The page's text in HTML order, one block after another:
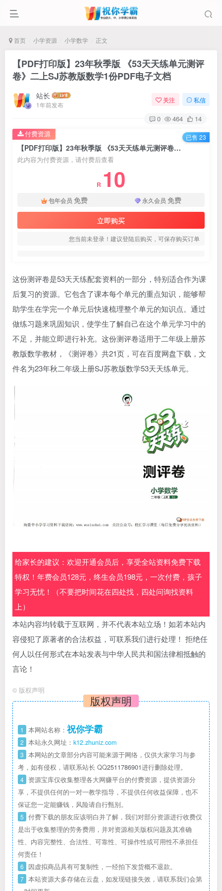
首页 小学资源 小学数学 正文
【PDF打印版】23年秋季版 《53天天练单元测评
卷》二上SJ苏教版数学1份PDF电子文档
站长
1年前发布
关注 私信
0 464 14
【PDF打印版】23年秋季版 《53天天练单元测评卷》二上SJ苏教版数学1份PDF电子文档
此内容为付费资源，请付费后查看
R 10
包年会员 免费 永久会员 免费
立即购买
您当前未登录！建议登陆后购买，可保存购买订单
付费资源 已售 23
这份测评卷是53天天练配套资料的一部分，特别适合作为课
后复习的资源。它包含了课本每个单元的重点知识，能够帮
助学生在学完一个单元后快速梳理整个单元的知识点。通过
做练习题来巩固知识，使学生了解自己在这个单元学习中的
不足，并能立即进行补充。这份测评卷适用于二年级上册苏
教版数学教材，《测评卷》共21页，可在百度网盘下载，文
件名为23年秋二年级上册SJ苏教版数学53天天练单元。
给家长的建议：欢迎开通会员后，享受全站资料免费下载
特权！年费会员128元，终生会员198元，一次付费，孩子
学习无忧！（不要把时间花在四处找，四处问询找资料
上）
本站内容均转载于互联网，并不代表本站立场！如若本站内
容侵犯了原著者的合法权益，可联系我们进行处理！ 拒绝任
何人以任何形式在本站发表与中华人民共和国法律相抵触的
言论！
© 版权声明
版权声明
1 本网站名称： 祝你学霸
2 本站永久网址： k12.zhuniz.com
3 本网站的文章部分内容可能来源于网络，仅供大家学习与参
考，如有侵权，请联系站长 QQ2511786901进行删除处理。
4 资源宝库仅收集整理各大网赚平台的付费资源，提供资源分
享，不提供任何的一对一教学指导，不提供任何收益保障，也不
保证您一定能赚钱，风险请自行甄别。
5 付费下载的朋友应该明白并了解，我们对部分资源进行收费仅
是出于收集整理的劳务费用，并对资源相关版权问题及其准确
性、内容完整性、合法性、可靠性、可操作性或可用性不承担任
何责任！
6 因虚拟商品具有可复制性，一经拍下发货概不退款。
7 本站资源大多存储在云盘，如发现链接失效，请联系我们会第